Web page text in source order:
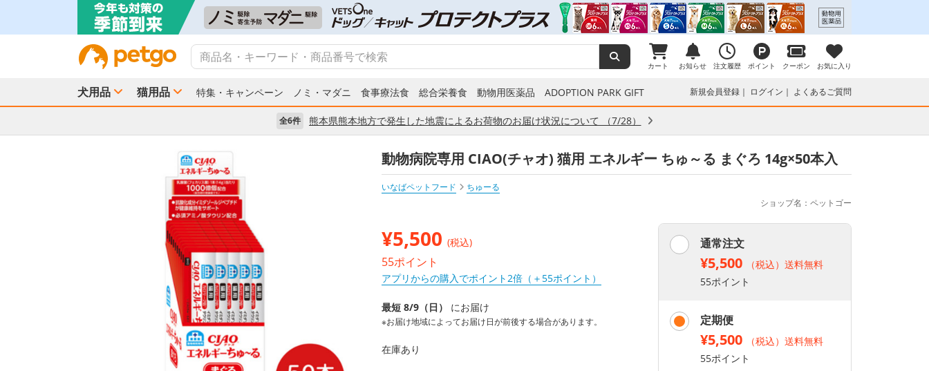
カート お知らせ 注文履歴 ポイント クーポン お気に入り
犬用品 猫用品 特集・キャンペーン ノミ・マダニ 食事療法食 総合栄養食 動物用医薬品 ADOPTION PARK GIFT 新規会員登録 ログイン よくあるご質問
全6件 熊本県熊本地方で発生した地震によるお荷物のお届け状況について （7/28）
動物病院専用 CIAO(チャオ) 猫用 エネルギー ちゅ～る まぐろ 14g×50本入
いなばペットフード
ちゅーる
ショップ名：ペットゴー
¥5,500 (税込)
55ポイント
アプリからの購入でポイント2倍（＋55ポイント）
最短 8/9（日） にお届け
※お届け地域によってお届け日が前後する場合があります。
在庫あり
通常注文
¥5,500
（税込）送料無料
55ポイント
定期便
¥5,500
（税込）送料無料
55ポイント